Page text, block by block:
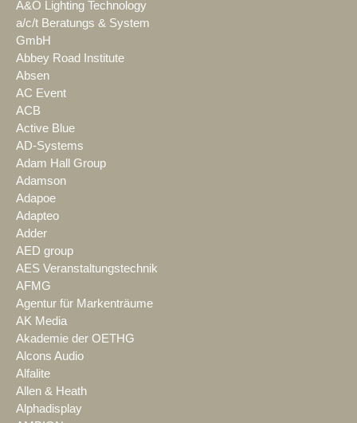
A&O Lighting Technology
a/c/t Beratungs & System
GmbH
Abbey Road Institute
Absen
AC Event
ACB
Active Blue
AD-Systems
Adam Hall Group
Adamson
Adapoe
Adapteo
Adder
AED group
AES Veranstaltungstechnik
AFMG
Agentur für Markenträume
AK Media
Akademie der OETHG
Alcons Audio
Alfalite
Allen & Heath
Alphadisplay